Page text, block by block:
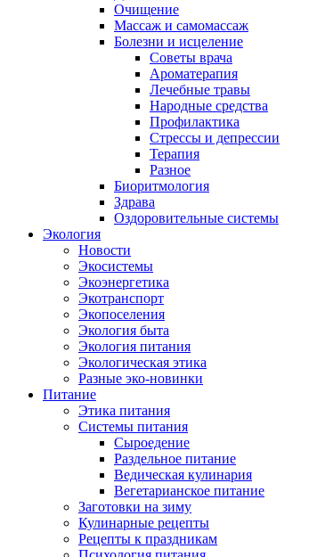
Очищение
Массаж и самомассаж
Болезни и исцеление
Советы врача
Ароматерапия
Лечебные травы
Народные средства
Профилактика
Стрессы и депрессии
Терапия
Разное
Биоритмология
Здрава
Оздоровительные системы
Экология
Новости
Экосистемы
Экоэнергетика
Экотранспорт
Экопоселения
Экология быта
Экология питания
Экологическая этика
Разные эко-новинки
Питание
Этика питания
Системы питания
Сыроедение
Раздельное питание
Ведическая кулинария
Вегетарианское питание
Заготовки на зиму
Кулинарные рецепты
Рецепты к праздникам